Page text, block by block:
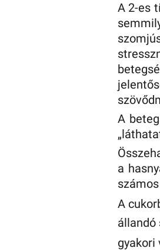
A 2-es
A
a
A
állandó
gyakori